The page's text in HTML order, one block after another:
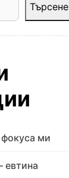
Търсене
ми
евтина